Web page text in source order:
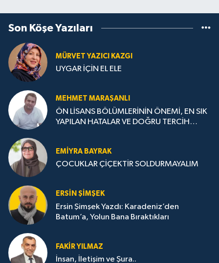
Son Köşe Yazıları
MÜRVET YAZICI KAZGI
UYGAR İÇİN EL ELE
MEHMET MARAŞANLI
ÖN LİSANS BÖLÜMLERİNİN ÖNEMİ, EN SIK
YAPILAN HATALAR VE DOĞRU TERCİH
EMIYRA BAYRAK
ÇOCUKLAR ÇİÇEKTİR SOLDURMAYALIM
ERSIN ŞIMŞEK
Ersin Şimşek Yazdı: Karadeniz’den
Batum’a, Yolun Bana Bıraktıkları
FAKIR YILMAZ
İnsan, İletişim ve Şura..